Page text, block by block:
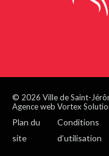
© 2026 Ville de Saint-
Agence web Vortex
Plan du
site
Conditions
d’utilisation